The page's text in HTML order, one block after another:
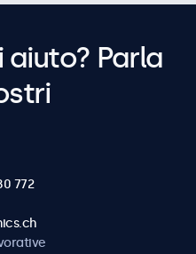
aiuto? Parla
772